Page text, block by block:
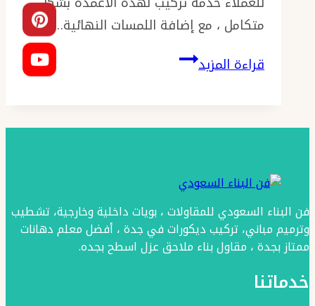
متكامل ، مع إضافة اللمسات النهائية…
قراءة المزيدتركيب
جدة
ديكور
فواصل
خشب
فن البناء السعودي للمقاولات ، بويات داخلية وخارجية، تشطيب
وترميم مباني، تركيب ديكورات في جدة ، أفضل معلم دهانات
ممتاز بجدة ، مقاول بناء ملاحق عزل اسطح بجده.
خدماتنا